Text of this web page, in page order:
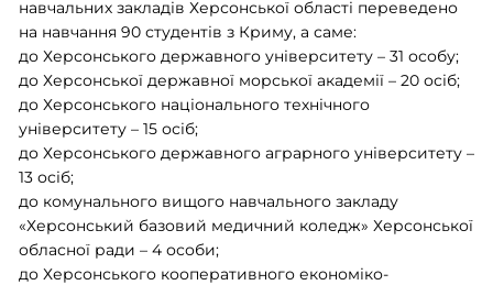
навчальних закладів Херсонської області переведено
на навчання 90 студентів з Криму, а саме:
до Херсонського державного університету – 31 особу;
до Херсонської державної морської академії – 20 осіб;
до Херсонського національного технічного
університету – 15 осіб;
до Херсонського державного аграрного університету –
13 осіб;
до комунального вищого навчального закладу
«Херсонський базовий медичний коледж» Херсонської
обласної ради – 4 особи;
до Херсонського кооперативного економіко-